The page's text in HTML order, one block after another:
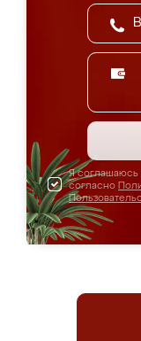
Я соглашаюсь
согласно